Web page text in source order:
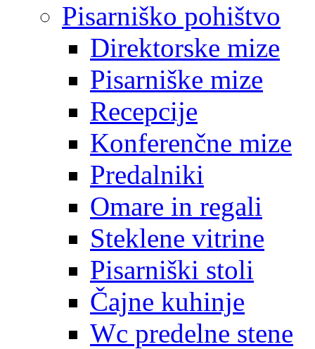
Pisarniško pohištvo
Direktorske mize
Pisarniške mize
Recepcije
Konferenčne mize
Predalniki
Omare in regali
Steklene vitrine
Pisarniški stoli
Čajne kuhinje
Wc predelne stene